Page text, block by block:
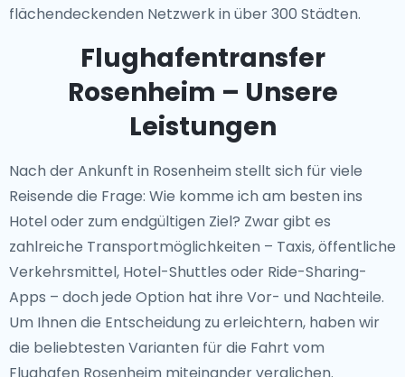
flächendeckenden Netzwerk in über 300 Städten.
Flughafentransfer
Rosenheim – Unsere
Leistungen
Nach der Ankunft in Rosenheim stellt sich für viele
Reisende die Frage: Wie komme ich am besten ins
Hotel oder zum endgültigen Ziel? Zwar gibt es
zahlreiche Transportmöglichkeiten – Taxis, öffentliche
Verkehrsmittel, Hotel-Shuttles oder Ride-Sharing-
Apps – doch jede Option hat ihre Vor- und Nachteile.
Um Ihnen die Entscheidung zu erleichtern, haben wir
die beliebtesten Varianten für die Fahrt vom